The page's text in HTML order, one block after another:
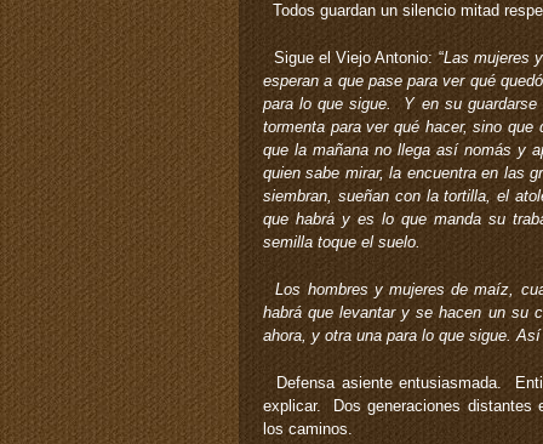
Todos guardan un silencio mitad
Sigue el Viejo Antonio: “Las mujeres
esperan a que pase para ver qué
para lo que sigue. Y en su
tormenta para ver qué hacer, sino
que la mañana no llega así nomás y
quien sabe mirar, la encuentra en las
siembran, sueñan con la tortilla, el
que habrá y es lo que manda su
semilla toque el suelo.
Los hombres y mujeres de maíz,
habrá que levantar y se hacen un su
ahora, y otra una para lo que sigue.
Defensa asiente entusiasmada.
explicar. Dos generaciones distantes
los caminos.